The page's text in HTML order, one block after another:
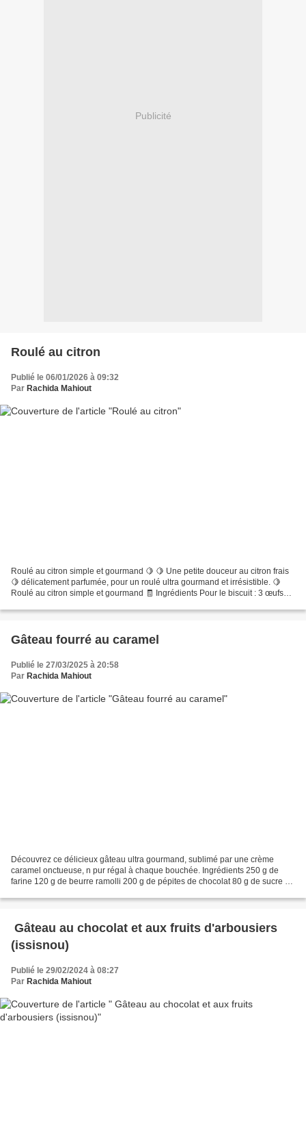
Publicité
Roulé au citron
Publié le 06/01/2026 à 09:32
Par Rachida Mahiout
Roulé au citron simple et gourmand 🍋 🍋 Une petite douceur au citron frais
🍋 délicatement parfumée, pour un roulé ultra gourmand et irrésistible. 🍋
Roulé au citron simple et gourmand 🧾 Ingrédients Pour le biscuit : 3 œufs
Gâteau fourré au caramel
Publié le 27/03/2025 à 20:58
Par Rachida Mahiout
Découvrez ce délicieux gâteau ultra gourmand, sublimé par une crème
caramel onctueuse, n pur régal à chaque bouchée. Ingrédients 250 g de
farine 120 g de beurre ramolli 200 g de pépites de chocolat 80 g de sucre en
Gâteau au chocolat et aux fruits d'arbousiers
(issisnou)
Publié le 29/02/2024 à 08:27
Par Rachida Mahiout